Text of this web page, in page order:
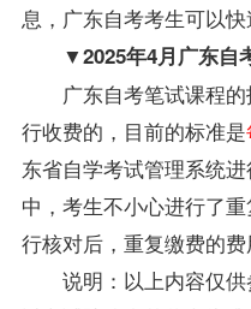
息， 广东自考考生可以
▼2025年4月 广东自
广东自考笔试课程
行收费的，目前的标准是
东省自学考试管理系统
中，考生不小心进行了
行核对后，重复缴费的费
说明：以上内容仅